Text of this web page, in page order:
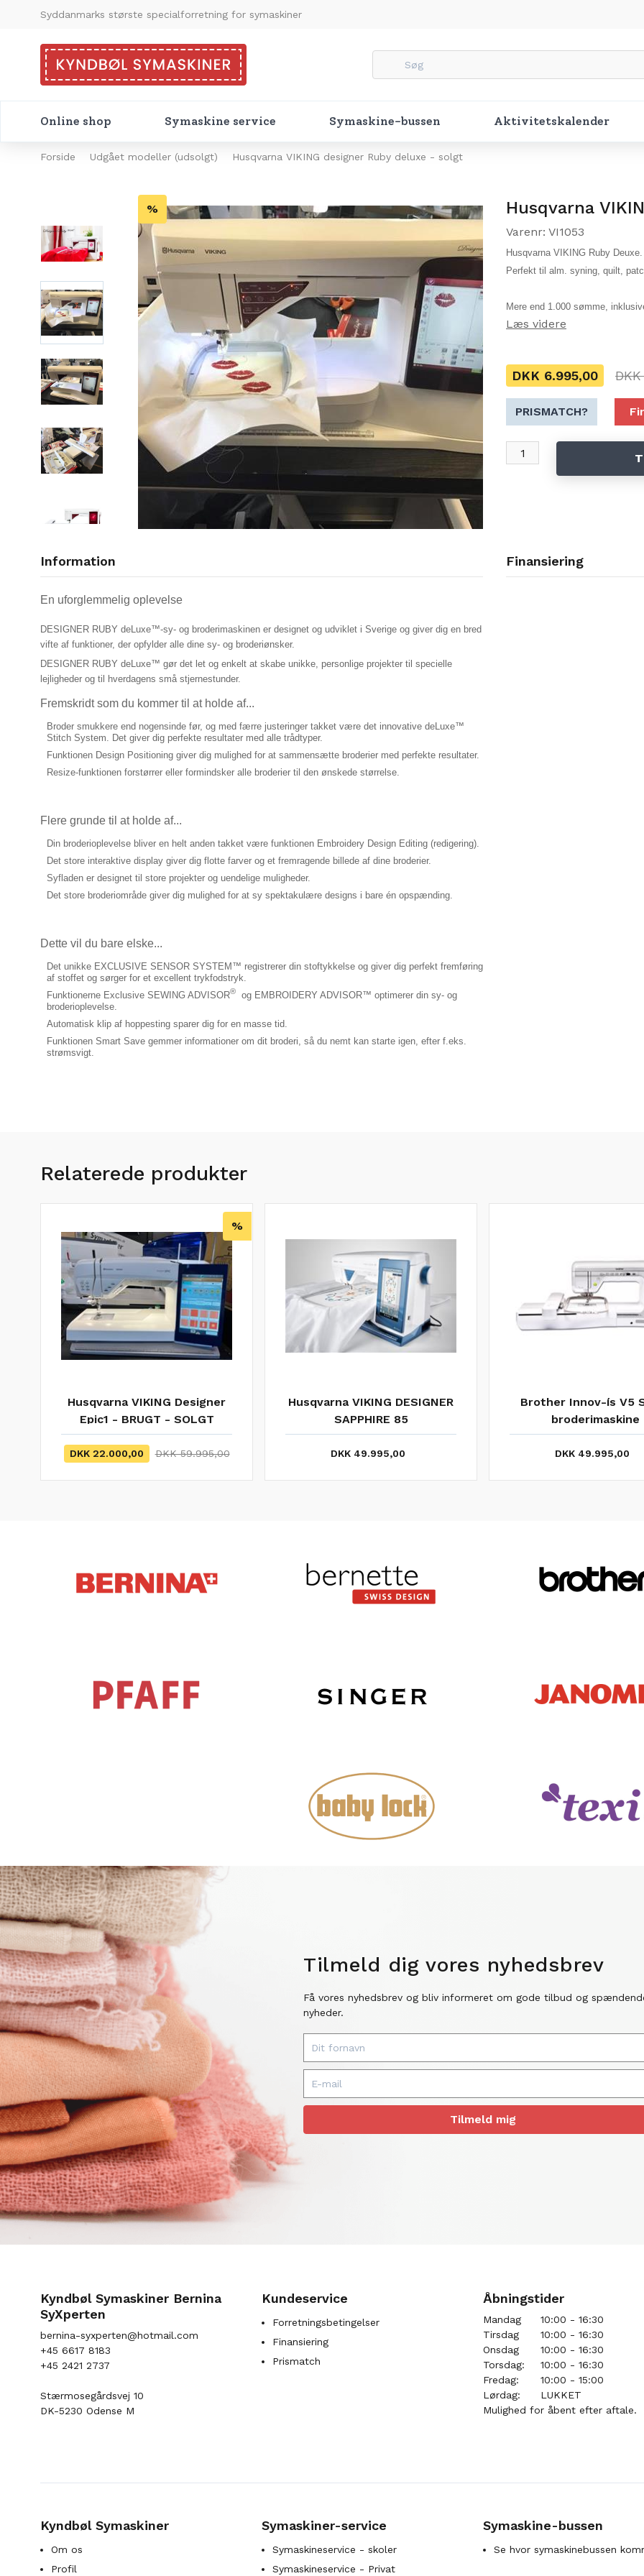
Syddanmarks største specialforretning for symaskiner
Online shop Symaskine service Symaskine-bussen Aktivitetskalender
Forside Udgået modeller (udsolgt) Husqvarna VIKING designer Ruby deluxe - solgt
% Husqvarna
Varenr: VI1053
Husqvarna VIKING Ruby
Perfekt til alm. syning, quilt,
Mere end 1.000 sømme,
sømme, 6 programmerbare
DESIGNER™ ROYAL HOOP,
DESIGNER™ SPLENDID
SE MERE INFO, KLIK HER.
Læs videre
DKK 6.995,00
PRISMATCH?
Information
En uforglemmelig oplevelse
DESIGNER RUBY deLuxe™-sy- og broderimaskinen er designet og udviklet i Sverige og giver dig en bred
vifte af funktioner, der opfylder alle dine sy- og broderiønsker.
DESIGNER RUBY deLuxe™ gør det let og enkelt at skabe unikke, personlige projekter til specielle
lejligheder og til hverdagens små stjernestunder.
Fremskridt som du kommer til at holde af...
Broder smukkere end nogensinde før, og med færre justeringer takket være det innovative deLuxe™
Stitch System. Det giver dig perfekte resultater med alle trådtyper.
Funktionen Design Positioning giver dig mulighed for at sammensætte broderier med perfekte resultater.
Resize-funktionen forstørrer eller formindsker alle broderier til den ønskede størrelse.
Flere grunde til at holde af...
Din broderioplevelse bliver en helt anden takket være funktionen Embroidery Design Editing (redigering).
Det store interaktive display giver dig flotte farver og et fremragende billede af dine broderier.
Syfladen er designet til store projekter og uendelige muligheder.
Det store broderiområde giver dig mulighed for at sy spektakulære designs i bare én opspænding.
Dette vil du bare elske...
Det unikke EXCLUSIVE SENSOR SYSTEM™ registrerer din stoftykkelse og giver dig perfekt fremføring
af stoffet og sørger for et excellent trykfodstryk.
Funktionerne Exclusive SEWING ADVISOR®
og EMBROIDERY ADVISOR™ optimerer din sy- og
broderioplevelse.
Automatisk klip af hoppesting sparer dig for en masse tid.
Funktionen Smart Save gemmer informationer om dit broderi, så du nemt kan starte igen, efter f.eks.
strømsvigt.
Finansiering
Relaterede produkter
%
Husqvarna VIKING Designer
Epic1 - BRUGT - SOLGT
DKK 22.000,00 DKK 59.995,00
Husqvarna VIKING DESIGNER
SAPPHIRE 85
DKK 49.995,00
Brother Innov-ís V5
broderimaskine
DKK 49.995,00
Tilmeld dig vores nyhedsbrev
Få vores nyhedsbrev og bliv informeret om gode tilbud og
nyheder.
Tilmeld mig
Kyndbøl Symaskiner Bernina
SyXperten
bernina-syxperten@hotmail.com
+45 6617 8183
+45 2421 2737
Stærmosegårdsvej 10
DK-5230 Odense M
Kundeservice
Forretningsbetingelser
Finansiering
Prismatch
Åbningstider
Mandag
10:00 - 16:30
Tirsdag
10:00 - 16:30
Onsdag
10:00 - 16:30
Torsdag:
10:00 - 16:30
Fredag:
10:00 - 15:00
Lørdag:
LUKKET
Mulighed for åbent efter aftale.
Kyndbøl Symaskiner
Om os
Profil
Symaskiner-service
Symaskineservice - skoler
Symaskineservice - Privat
Symaskine-bussen
Se hvor symaskinebussen